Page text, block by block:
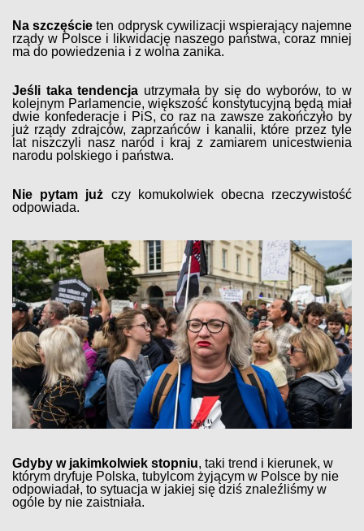
Na szczęście ten odprysk cywilizacji wspierający najemne
rządy w Polsce i likwidację naszego państwa, coraz mniej
ma do powiedzenia i z wolna zanika.
Jeśli taka tendencja utrzymała by się do wyborów, to w
kolejnym Parlamencie, większość konstytucyjną będą miał
dwie konfederacje i PiS, co raz na zawsze zakończyło by
już rządy zdrajców, zaprzańców i kanalii, które przez tyle
lat niszczyli nasz naród i kraj z zamiarem unicestwienia
narodu polskiego i państwa.
Nie pytam już czy komukolwiek obecna rzeczywistość
odpowiada.
Gdyby w jakimkolwiek stopniu, taki trend i kierunek, w
którym dryfuje Polska, tubylcom żyjącym w Polsce by nie
odpowiadał, to sytuacja w jakiej się dziś znaleźliśmy w
ogóle by nie zaistniała.